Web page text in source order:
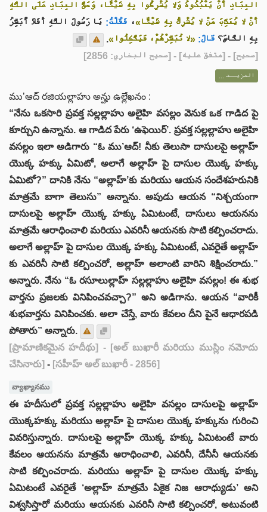
العِبَادِ أَنْ يَعْبُدُوهُ وَلا يُشْرِكُوا بِهِ شَيْئًا، وَحَقَّ العِبَادِ عَلَى اللَّهِ
أَنْ لا يُعَذِّبَ مَنْ لا يُشْرِكُ بِهِ شَيْئًا»، فَقُلْتُ: يَا رَسُولَ اللَّهِ أَفَلاَ أُبَشِّرُ
بِهِ النَّاسَ؟ قَالَ: «لا تُبَشِّرْهُمْ، فَيَتَّكِلُوا».
[صحيح] - [متفق عليه] - [صحيح البخاري: 2856]
المزيــد ...
ము’ఆద్ రజియల్లాహు అన్హు ఉల్లేఖనం :
“నేను ఒకసారి ప్రవక్త సల్లల్లాహు అలైహి వసల్లం వెనుక ఒక గాడిద పై
కూర్చుని ఉన్నాను. ఆ గాడిద పేరు ‘ఉఫెయిర్’. ప్రవక్త సల్లల్లాహు అలైహి
వసల్లం ఇలా అడిగారు “ఓ ము’ఆద్! నీకు తెలుసా దాసులపై అల్లాహ్
యొక్క హక్కు ఏమిటో, అలాగే అల్లాహ్ పై దాసుల యొక్క హక్కు
ఏమిటో?” దానికి నేను “అల్లాహ్’కు మరియు ఆయన సందేశహరునికి
మాత్రమే బాగా తెలుసు” అన్నాను. అపుడు ఆయన “నిశ్చయంగా
దాసులపై అల్లాహ్ యొక్క హక్కు ఏమిటంటే, దాసులు ఆయనను
మాత్రమే ఆరాధించాలి మరియు ఎవరినీ ఆయనకు సాటి కల్పించరాదు.
అలాగే అల్లాహ్ పై దాసుల యొక్క హక్కు ఏమిటంటే, ఎవరైతే అల్లాహ్
కు ఎవరినీ సాటి కల్పించరో, అల్లాహ్ అలాంటి వారిని శిక్షించరాదు.”
అన్నారు. నేను “ఓ రసూలుల్లాహ్ సల్లల్లాహు అలైహి వసల్లం! ఈ శుభ
వార్తను ప్రజలకు వినిపించవచ్చా?” అని అడిగాను. ఆయన “వారికీ
శుభవార్తను వినిపించకు. అలా చేస్తే, వారు కేవలం దీని పైనే ఆధారపడి
పోతారు” అన్నారు.
[ప్రామాణికమైన హదీథు] - [అల్ బుఖారీ మరియు ముస్లిం నమోదు
చేసినారు] - [సహీహ్ అల్ బుఖారీ - 2856]
వ్యాఖ్యానము
ఈ హదీసులో ప్రవక్త సల్లల్లాహు అలైహి వసల్లం దాసులపై అల్లాహ్
యొక్కహక్కు మరియు అల్లాహ్ పై దాసుల యొక్క హక్కును గురించి
వివరిస్తున్నారు. దాసులపై అల్లాహ్ యొక్క హక్కు ఏమిటంటే వారు
కేవలం ఆయనను మాత్రమే ఆరాధించాలి, ఎవరినీ, దేనీనీ ఆయనకు
సాటి కల్పించరాదు. మరియు అల్లాహ్ పై దాసుల యొక్క హక్కు
ఏమిటంటే ఎవరైతే ‘అల్లాహ్ మాత్రమే ఏకైక నిజ ఆరాధ్యుడు’ అని
విశ్వసిస్తారో మరియు ఆయనకు ఎవరినీ సాటి కల్పించరో, అటువంటి